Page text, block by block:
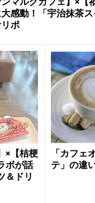
感動！「宇治抹茶ス
ポ
×【桔梗
ボが話
＆ドリ
「カフェ
テ」の違